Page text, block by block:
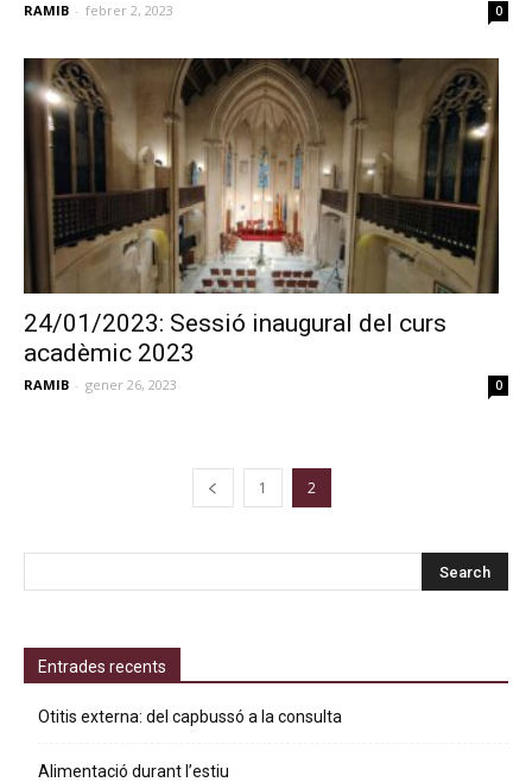
RAMIB - febrer 2, 2023 0
24/01/2023: Sessió inaugural del curs
acadèmic 2023
RAMIB - gener 26, 2023 0
1 2
Entrades recents
Otitis externa: del capbussó a la consulta
Alimentació durant l’estiu